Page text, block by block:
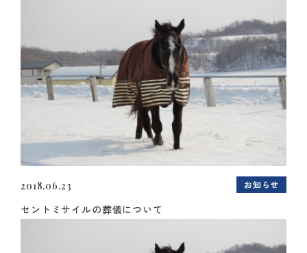
2018.06.23 お知らせ
セントミサイルの葬儀について